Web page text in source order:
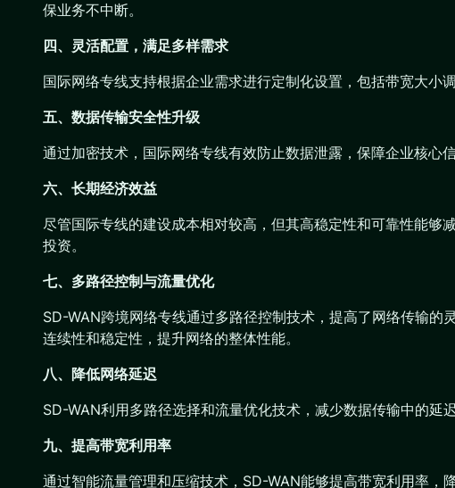
保业务不中断。
四、灵活配置，满足多样需求
国际网络专线支持根据企业需求进行定制化设置，包括带宽大小
五、数据传输安全性升级
通过加密技术，国际网络专线有效防止数据泄露，保障企业核心
六、长期经济效益
尽管国际专线的建设成本相对较高，但其高稳定性和可靠性能够
投资。
七、多路径控制与流量优化
SD-WAN跨境网络专线通过多路径控制技术，提高了网络传输
连续性和稳定性，提升网络的整体性能。
八、降低网络延迟
SD-WAN利用多路径选择和流量优化技术，减少数据传输中的延
九、提高带宽利用率
通过智能流量管理和压缩技术，SD-WAN能够提高带宽利用率，